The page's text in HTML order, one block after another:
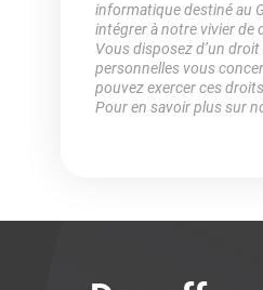
informatique destiné au
intégrer à notre vivier de
Vous disposez d’un
personnelles vous
pouvez exercer ces
Pour en savoir plus sur